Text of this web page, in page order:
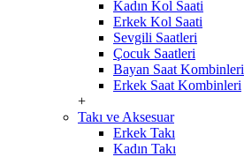
Kadın Kol Saati
Erkek Kol Saati
Sevgili Saatleri
Çocuk Saatleri
Bayan Saat Kombinleri
Erkek Saat Kombinleri
+
Takı ve Aksesuar
Erkek Takı
Kadın Takı